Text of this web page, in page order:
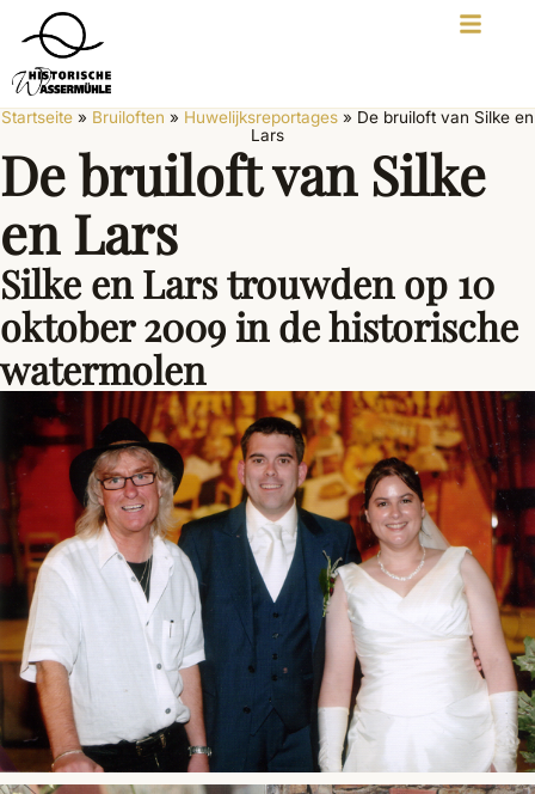
Startseite » Bruiloften » Huwelijksreportages » De bruiloft van Silke en
Lars
De bruiloft van Silke
en Lars
Silke en Lars trouwden op 10
oktober 2009 in de historische
watermolen